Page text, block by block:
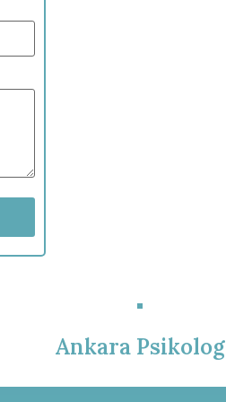
Ankara Psikolog